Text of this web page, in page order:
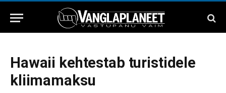
Hawaii kehtestab turistidele
kliimamaksu